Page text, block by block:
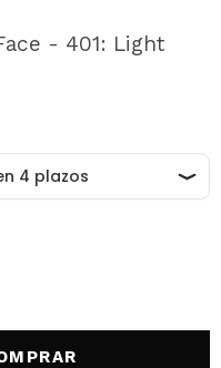
podrás realizar
el estado de tus
anteriores.
- 401: Light